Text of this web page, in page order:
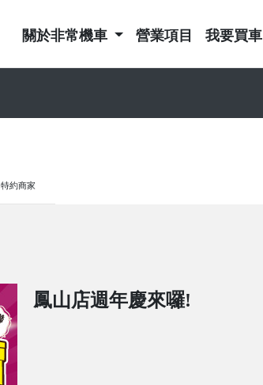
關於非常機車 營業項目 我要買車
特約商家
鳳山店週年慶來囉!